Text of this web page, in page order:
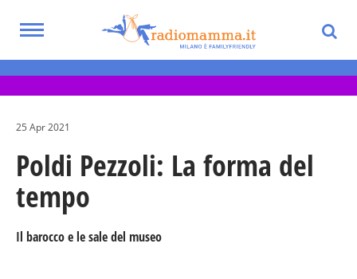
main
Toggle
Eventi per bambini, ragazzi e adolescenti
nella Città Metropolitana di Milano
25 Apr 2021
Poldi Pezzoli: La forma del
tempo
Il barocco e le sale del museo